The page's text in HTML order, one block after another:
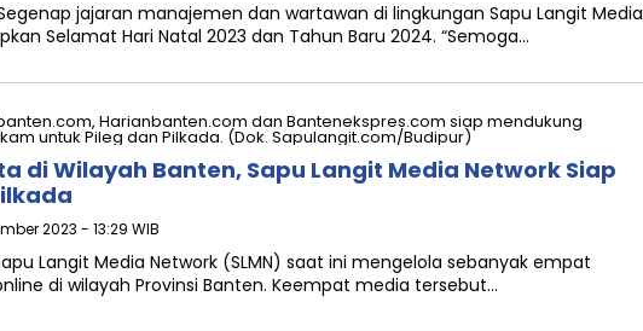
Segenap jajaran manajemen dan wartawan di lingkungan Sapu Langit Media
Selamat Hari Natal 2023 dan Tahun Baru 2024. “Semoga…
di Wilayah Banten, Sapu Langit Media Network Siap
2023 - 13:29 WIB
Sapu Langit Media Network (SLMN) saat ini mengelola sebanyak empat
di wilayah Provinsi Banten. Keempat media tersebut…